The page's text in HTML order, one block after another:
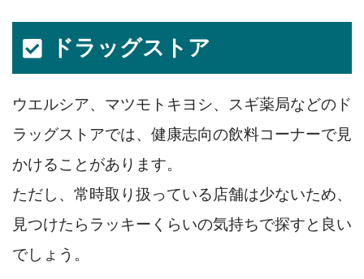
ドラッグストア
ウエルシア、マツモトキヨシ、スギ薬局などのド
ラッグストアでは、健康志向の飲料コーナーで見
かけることがあります。
ただし、常時取り扱っている店舗は少ないため、
見つけたらラッキーくらいの気持ちで探すと良い
でしょう。